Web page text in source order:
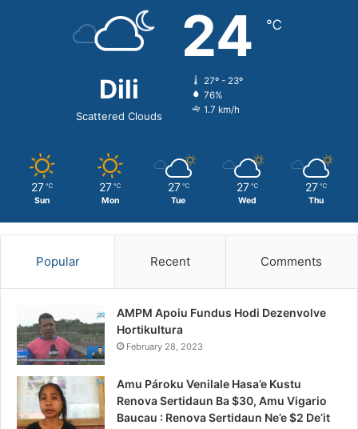
Dili
Scattered Clouds
24 ℃
27º - 23º
76%
1.7 km/h
27 ℃
Sun
27 ℃
Mon
27 ℃
Tue
27 ℃
Wed
27 ℃
Thu
Popular Recent Comments
AMPM Apoiu Fundus Hodi Dezenvolve
Hortikultura
February 28, 2023
Amu Pároku Venilale Hasa’e Kustu
Renova Sertidaun Ba $30, Amu Vigario
Baucau : Renova Sertidaun Ne’e $2 De’it